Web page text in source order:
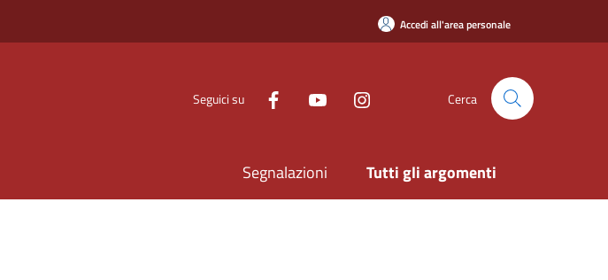
Accedi all'area personale
Seguici su Cerca
Segnalazioni Tutti gli argomenti